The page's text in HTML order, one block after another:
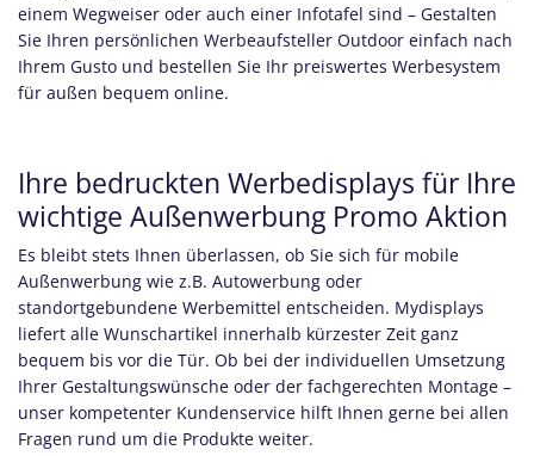
einem Wegweiser oder auch einer Infotafel sind – Gestalten
Sie Ihren persönlichen Werbeaufsteller Outdoor einfach nach
Ihrem Gusto und bestellen Sie Ihr preiswertes Werbesystem
für außen bequem online.
Ihre bedruckten Werbedisplays für Ihre
wichtige Außenwerbung Promo Aktion
Es bleibt stets Ihnen überlassen, ob Sie sich für mobile
Außenwerbung wie z.B. Autowerbung oder
standortgebundene Werbemittel entscheiden. Mydisplays
liefert alle Wunschartikel innerhalb kürzester Zeit ganz
bequem bis vor die Tür. Ob bei der individuellen Umsetzung
Ihrer Gestaltungswünsche oder der fachgerechten Montage –
unser kompetenter Kundenservice hilft Ihnen gerne bei allen
Fragen rund um die Produkte weiter.